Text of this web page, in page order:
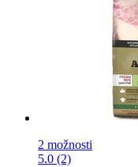
2 možnosti
5.0 (2)